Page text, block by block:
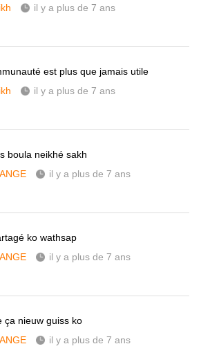
il y a plus de 7 ans
est plus que jamais utile
il y a plus de 7 ans
boula neikhé sakh
il y a plus de 7 ans
ko wathsap
il y a plus de 7 ans
ça nieuw guiss ko
il y a plus de 7 ans